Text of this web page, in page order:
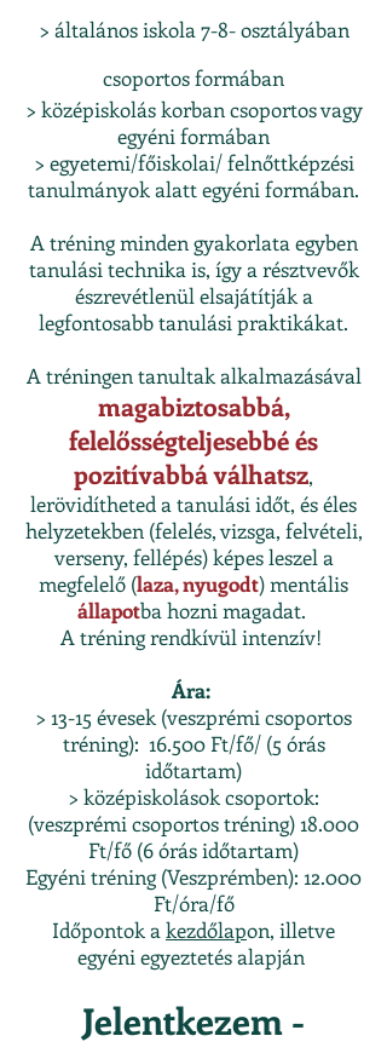
> általános iskola 7-8- osztályában
csoportos formában
> középiskolás korban csoportos vagy
egyéni formában
> egyetemi/főiskolai/ felnőttképzési
tanulmányok alatt egyéni formában.
A tréning minden gyakorlata egyben
tanulási technika is, így a résztvevők
észrevétlenül elsajátítják a
legfontosabb tanulási praktikákat.
A tréningen tanultak alkalmazásával
magabiztosabbá,
felelősségteljesebbé és
pozitívabbá válhatsz,
lerövidítheted a tanulási időt, és éles
helyzetekben (felelés, vizsga, felvételi,
verseny, fellépés) képes leszel a
megfelelő (laza, nyugodt) mentális
állapotba hozni magadat.
A tréning rendkívül intenzív!
Ára:
> 13-15 évesek (veszprémi csoportos
tréning): 16.500 Ft/fő/ (5 órás
időtartam)
> középiskolások csoportok:
(veszprémi csoportos tréning) 18.000
Ft/fő (6 órás időtartam)
Egyéni tréning (Veszprémben): 12.000
Ft/óra/fő
Időpontok a kezdőlapon, illetve
egyéni egyeztetés alapján
Jelentkezem -